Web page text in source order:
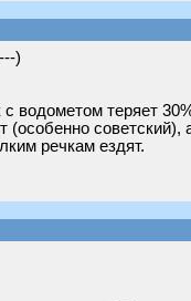
)
с водометом теряет
советский),
речкам ездят.